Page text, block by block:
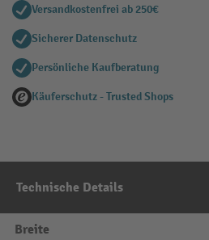
Versandkostenfrei ab 250€
Sicherer Datenschutz
Persönliche Kaufberatung
Käuferschutz - Trusted Shops
Technische Details
Breite